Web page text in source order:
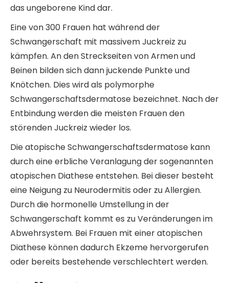
das ungeborene Kind dar.
Eine von 300 Frauen hat während der
Schwangerschaft mit massivem Juckreiz zu
kämpfen. An den Streckseiten von Armen und
Beinen bilden sich dann juckende Punkte und
Knötchen. Dies wird als polymorphe
Schwangerschaftsdermatose bezeichnet. Nach der
Entbindung werden die meisten Frauen den
störenden Juckreiz wieder los.
Die atopische Schwangerschaftsdermatose kann
durch eine erbliche Veranlagung der sogenannten
atopischen Diathese entstehen. Bei dieser besteht
eine Neigung zu Neurodermitis oder zu Allergien.
Durch die hormonelle Umstellung in der
Schwangerschaft kommt es zu Veränderungen im
Abwehrsystem. Bei Frauen mit einer atopischen
Diathese können dadurch Ekzeme hervorgerufen
oder bereits bestehende verschlechtert werden.